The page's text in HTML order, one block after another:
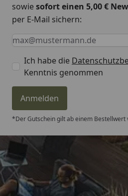
sowiesofort einen 5,00 €
per E-Mail sichern:
Keine Eingabe erforderlich
Eingabe erforderlich
E-Mail *
Ich habe die
Kenntnis genommen
Anmelden
*Der Gutschein gilt ab einem Bestellwert
Trusted